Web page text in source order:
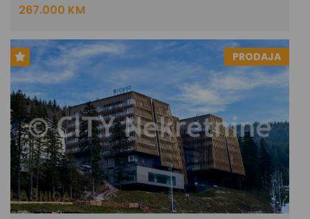
267.000 KM
PRODAJA